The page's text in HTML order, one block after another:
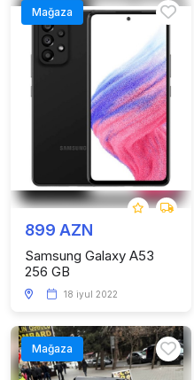
Mağaza
899 AZN
Samsung Galaxy A53
256 GB
18 iyul 2022
Mağaza